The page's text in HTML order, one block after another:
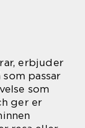
erbjuder
passar
som
ger er